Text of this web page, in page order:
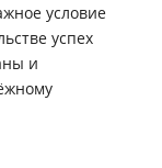
условие
успех
и